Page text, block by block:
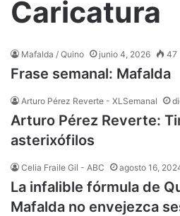
Caricatura
Mafalda / Quino junio 4, 2026 47
Frase semanal: Mafalda
Arturo Pérez Reverte - XLSemanal
Arturo Pérez Reverte:
asterixófilos
Celia Fraile Gil - ABC agosto 16,
La infalible fórmula de
Mafalda no envejezca